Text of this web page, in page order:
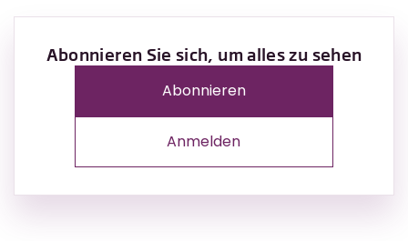
Abonnieren Sie sich, um alles zu sehen
Abonnieren
Anmelden